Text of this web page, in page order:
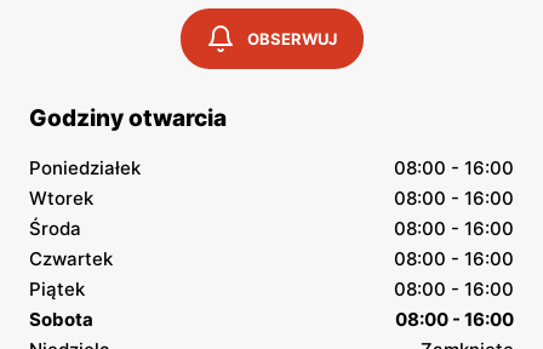
OBSERWUJ
Godziny otwarcia
Poniedziałek
08:00 - 16:00
Wtorek
08:00 - 16:00
Środa
08:00 - 16:00
Czwartek
08:00 - 16:00
Piątek
08:00 - 16:00
Sobota
08:00 - 16:00